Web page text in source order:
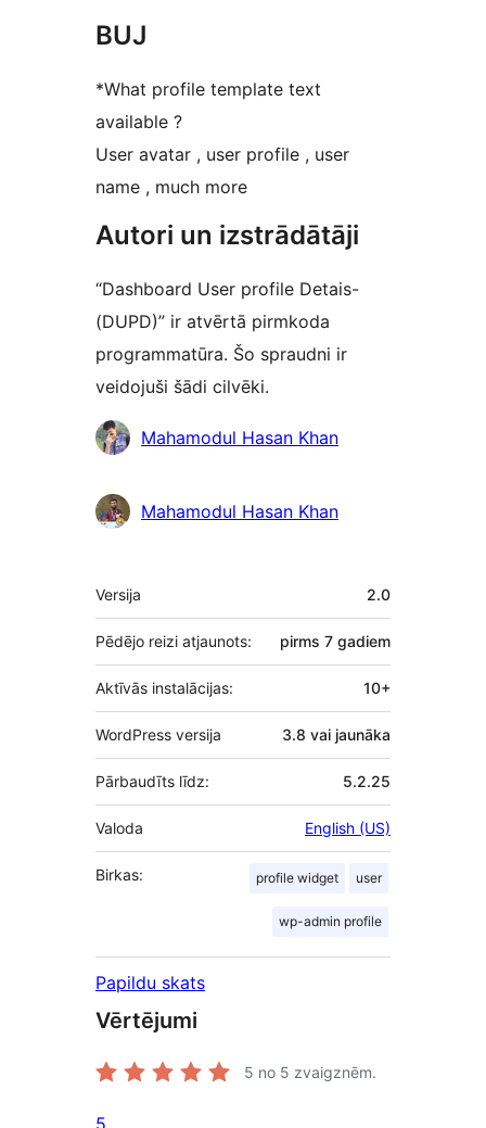
BUJ
*What profile template text
available ?
User avatar , user profile , user
name , much more
Autori un izstrādātāji
“Dashboard User profile Detais-
(DUPD)” ir atvērtā pirmkoda
programmatūra. Šo spraudni ir
veidojuši šādi cilvēki.
Līdzdalībnieki
Mahamodul Hasan Khan
Mahamodul Hasan Khan
Meta
Versija 2.0
Pēdējo reizi atjaunots: pirms 7 gadiem
Aktīvās instalācijas: 10+
WordPress versija 3.8 vai jaunāka
Pārbaudīts līdz: 5.2.25
Valoda English (US)
Birkas: profile widget user
wp-admin profile
Papildu skats
Vērtējumi
5 no 5 zvaigznēm.